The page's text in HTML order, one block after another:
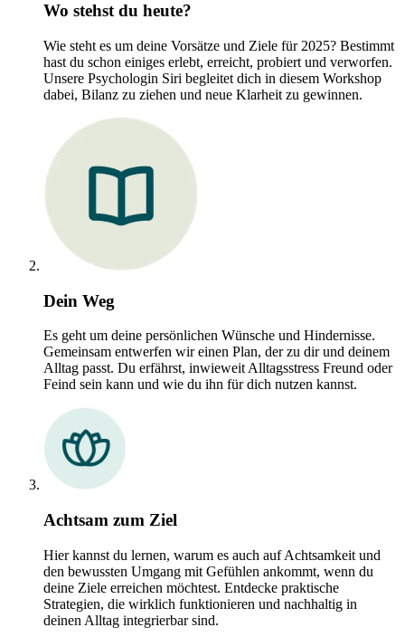
Wo stehst du heute?
Wie steht es um deine Vorsätze und Ziele für 2025? Bestimmt
hast du schon einiges erlebt, erreicht, probiert und verworfen.
Unsere Psychologin Siri begleitet dich in diesem Workshop
dabei, Bilanz zu ziehen und neue Klarheit zu gewinnen.
Dein Weg
Es geht um deine persönlichen Wünsche und Hindernisse.
Gemeinsam entwerfen wir einen Plan, der zu dir und deinem
Alltag passt. Du erfährst, inwieweit Alltagsstress Freund oder
Feind sein kann und wie du ihn für dich nutzen kannst.
Achtsam zum Ziel
Hier kannst du lernen, warum es auch auf Achtsamkeit und
den bewussten Umgang mit Gefühlen ankommt, wenn du
deine Ziele erreichen möchtest. Entdecke praktische
Strategien, die wirklich funktionieren und nachhaltig in
deinen Alltag integrierbar sind.